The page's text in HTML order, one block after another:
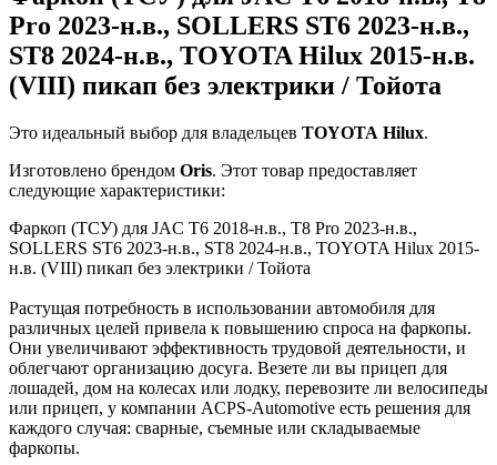
Pro 2023-н.в., SOLLERS ST6 2023-н.в.,
ST8 2024-н.в., TOYOTA Hilux 2015-н.в.
(VIII) пикап без электрики / Тойота
Это идеальный выбор для владельцев TOYOTA Hilux.
Изготовлено брендом Oris. Этот товар предоставляет
следующие характеристики:
Фаркоп (ТСУ) для JAC T6 2018-н.в., T8 Pro 2023-н.в.,
SOLLERS ST6 2023-н.в., ST8 2024-н.в., TOYOTA Hilux 2015-
н.в. (VIII) пикап без электрики / Тойота
Растущая потребность в использовании автомобиля для
различных целей привела к повышению спроса на фаркопы.
Они увеличивают эффективность трудовой деятельности, и
облегчают организацию досуга. Везете ли вы прицеп для
лошадей, дом на колесах или лодку, перевозите ли велосипеды
или прицеп, у компании ACPS-Automotive есть решения для
каждого случая: сварные, съемные или складываемые
фаркопы.